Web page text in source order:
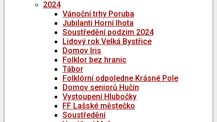
2024
Vánoční trhy Poruba
Jubilanti Horní lhota
Soustředění podzim 2024
Lidový rok Velká Bystřice
Domov Iris
Folklor bez hranic
Tábor
Folklórní odpoledne Krásné Pole
Domov seniorů Hučín
Vystoupení Hlubočky
FF Lašské městečko
Soustředění